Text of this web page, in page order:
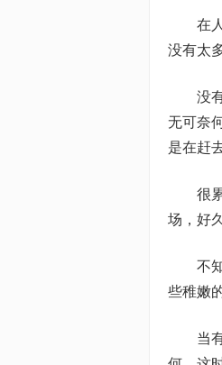
在人
没有太
没有
无可奈
是在赶
很累
场，好
不知
些稚嫩
当有